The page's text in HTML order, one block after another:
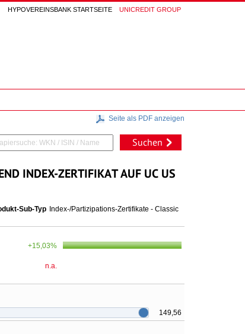
HYPOVEREINSBANK STARTSEITE UNICREDIT GROUP
Seite als PDF anzeigen
Suchen
INDEX-ZERTIFIKAT AUF UC US
Sub-Typ Index-/Partizipations-Zertifikate - Classic
+15,03%
n.a.
149,56